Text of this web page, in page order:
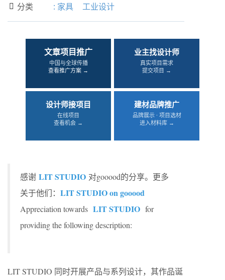
 分类 : 家具 工业设计
文章项目推广
中国与全球传播
查看推广方案 →
业主找设计师
真实项目需求
提交项目 →
设计师接项目
在线项目
查看机会 →
建材品牌推广
品牌展示 · 项目选材
进入材料库 →
感谢 LIT STUDIO 对gooood的分享。更多
关于他们： LIT STUDIO on gooood
Appreciation towards LIT STUDIO for
providing the following description:
LIT STUDIO 同时开展产品与系列设计，其作品诞